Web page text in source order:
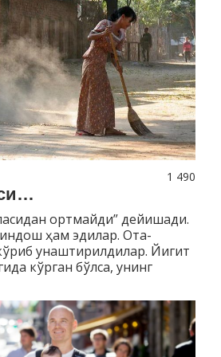
1 490
ортмайди” дейишади.
ҳам эдилар. Ота-
унаштирилдилар. Йигит
кўрган бўлса, унинг